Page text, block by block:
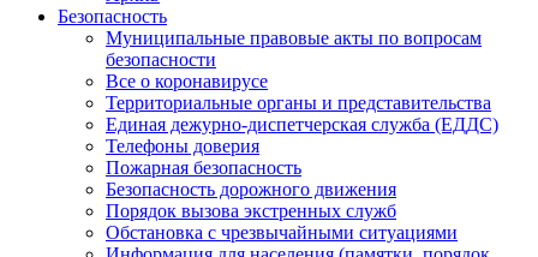
Безопасность
Муниципальные правовые акты по вопросам
безопасности
Все о коронавирусе
Территориальные органы и представительства
Единая дежурно-диспетчерская служба (ЕДДС)
Телефоны доверия
Пожарная безопасность
Безопасность дорожного движения
Порядок вызова экстренных служб
Обстановка с чрезвычайными ситуациями